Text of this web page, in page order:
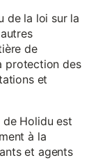
de la loi sur la
de
protection des
et
de Holidu est
à la
et agents